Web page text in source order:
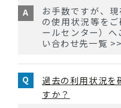
お手数ですが、
の使用状況等を
ールセンター）
い合わせ先一覧 >>
過去の利用状況を
すか？